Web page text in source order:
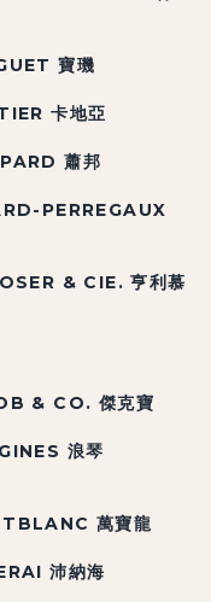
寶璣
卡地亞
蕭邦
PERREGAUX
& CIE. 亨利慕
& CO. 傑克寶
浪琴
萬寶龍
沛納海